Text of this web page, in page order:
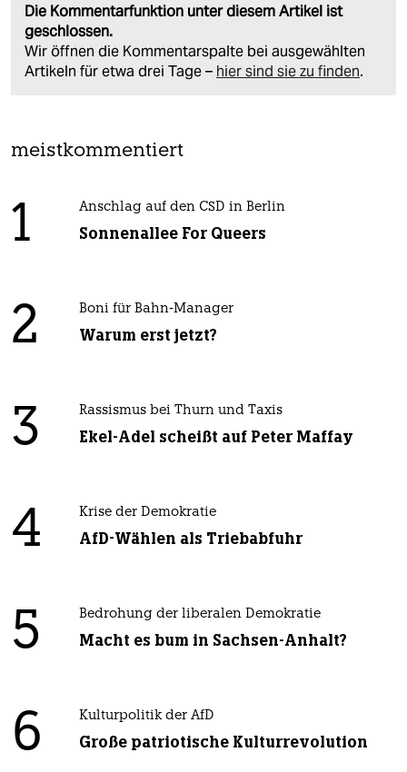
Die Kommentarfunktion unter diesem Artikel ist
geschlossen.
Wir öffnen die Kommentarspalte bei ausgewählten
Artikeln für etwa drei Tage – hier sind sie zu finden.
meistkommentiert
1 Anschlag auf den CSD in Berlin
Sonnenallee For Queers
2 Boni für Bahn-Manager
Warum erst jetzt?
3 Rassismus bei Thurn und Taxis
Ekel-Adel scheißt auf Peter Maffay
4 Krise der Demokratie
AfD-Wählen als Triebabfuhr
5 Bedrohung der liberalen Demokratie
Macht es bum in Sachsen-Anhalt?
6 Kulturpolitik der AfD
Große patriotische Kulturrevolution